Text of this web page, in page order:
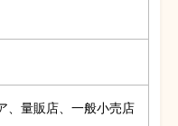
、量販店、一般小売店